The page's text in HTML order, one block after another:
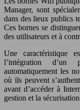
Manager, sont
dans des lieux publics
Ces bornes se
des utilisateurs et à
Une caractéristique
l’intégration
automatiquement les
où ils peuvent
avant d’accéder à
gestion et la